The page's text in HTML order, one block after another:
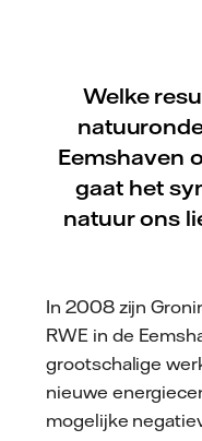
Welke
Eemshaven
gaat het
natuur ons
In 2008 zijn
RWE in de
grootschalige
nieuwe
mogelijke